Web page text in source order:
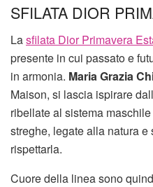
SFILATA DIOR
Lasfilata Dior Primavera
presente in cui passato e
in armonia. Maria Grazia
Maison, si lascia ispirare
ribellate al sistema
streghe, legate alla natura e
rispettarla.
Cuore della linea sono